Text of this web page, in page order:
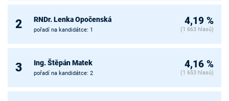
2 RNDr. Lenka Opočenská
pořadí na kandidátce: 1
4,19 %
(1 663 hlasů)
3 Ing. Štěpán Matek
pořadí na kandidátce: 2
4,16 %
(1 653 hlasů)